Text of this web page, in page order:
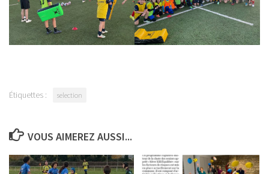
Étiquettes : selection
VOUS AIMEREZ AUSSI...